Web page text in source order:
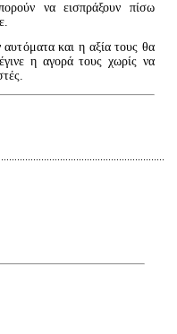
να εισπράξουν πίσω
αυτόματα και η αξία τους θα
η αγορά τους χωρίς να